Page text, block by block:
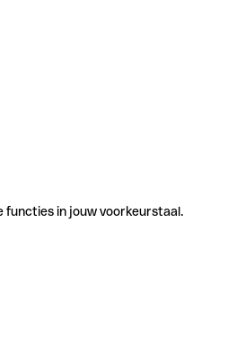
functies in jouw voorkeurstaal.